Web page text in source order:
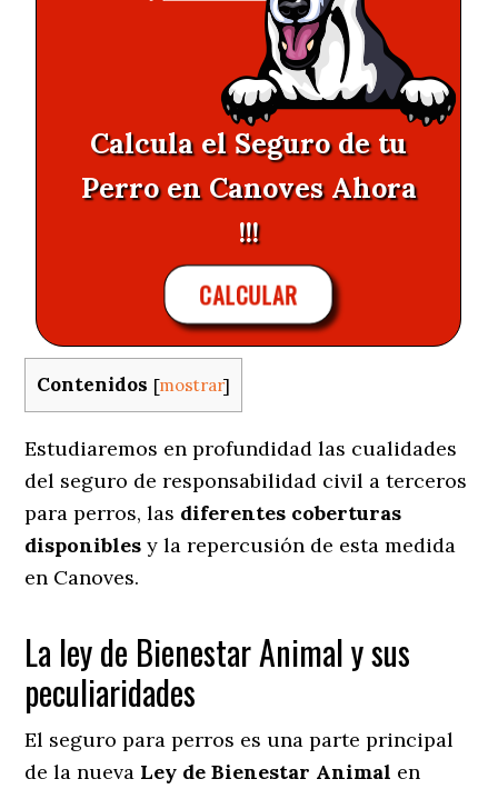
Calcula el Seguro de tu
Perro en Canoves Ahora
!!!
CALCULAR
Contenidos [mostrar]
Estudiaremos en profundidad las cualidades
del seguro de responsabilidad civil a terceros
para perros, las diferentes coberturas
disponibles y la repercusión de esta medida
en Canoves.
La ley de Bienestar Animal y sus
peculiaridades
El seguro para perros es una parte principal
de la nueva Ley de Bienestar Animal en